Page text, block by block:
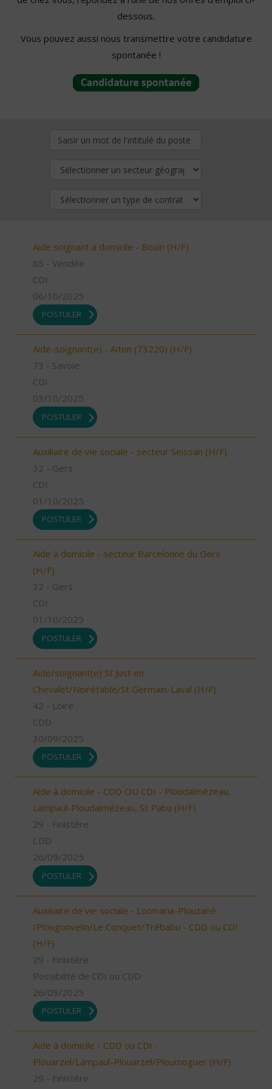
dessous.
Vous pouvez aussi nous transmettre votre candidature
spontanée !
Aide soignant à domicile - Bouin (H/F)
85 - Vendée
CDI
06/10/2025
POSTULER
Aide-soignant(e) - Aiton (73220) (H/F)
73 - Savoie
CDI
03/10/2025
POSTULER
Auxiliaire de vie sociale - secteur Seissan (H/F)
32 - Gers
CDI
01/10/2025
POSTULER
Aide à domicile - secteur Barcelonne du Gers
(H/F)
32 - Gers
CDI
01/10/2025
POSTULER
Aide/soignant(e) St Just en
Chevalet/Noirétable/St Germain-Laval (H/F)
42 - Loire
CDD
30/09/2025
POSTULER
Aide à domicile - CDD OU CDI - Ploudalmézeau,
Lampaul-Ploudalmézeau, St Pabu (H/F)
29 - Finistère
CDD
26/09/2025
POSTULER
Auxiliaire de vie sociale - Locmaria-Plouzané
/Plougonvelin/Le Conquet/Trébabu - CDD ou CDI
(H/F)
29 - Finistère
Possibilité de CDI ou CDD
26/09/2025
POSTULER
Aide à domicile - CDD ou CDI -
Plouarzel/Lampaul-Plouarzel/Ploumoguer (H/F)
29 - Finistère